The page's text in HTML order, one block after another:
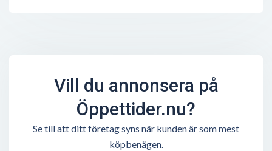
Vill du annonsera på
Öppettider.nu?
Se till att ditt företag syns när kunden är som mest
köpbenägen.